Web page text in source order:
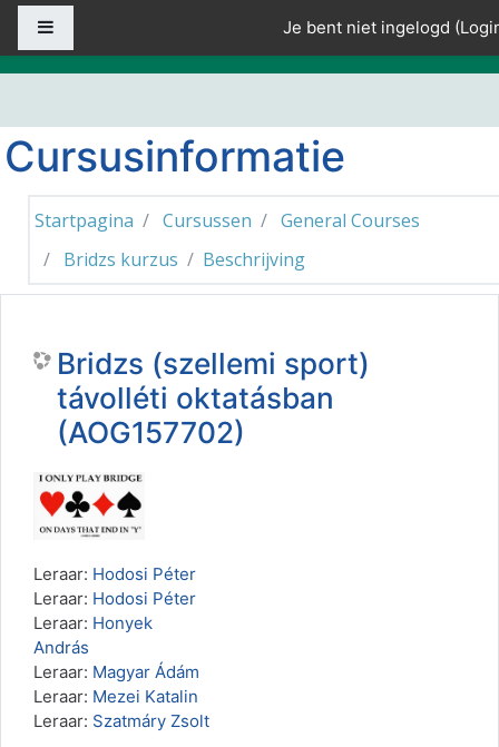
Ga naar hoofdinhoud
Je bent niet ingelogd (
Cursusinformatie
Startpagina Cursussen
General Courses
Bridzs kurzus
Beschrijving
Bridzs (szellemi sport)
távolléti oktatásban
(AOG157702)
Leraar: Hodosi Péter
Leraar: Hodosi Péter
Leraar: Honyek
András
Leraar: Magyar Ádám
Leraar: Mezei Katalin
Leraar: Szatmáry Zsolt